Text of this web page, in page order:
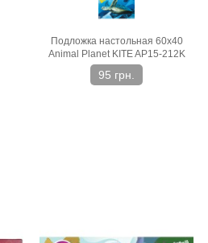
Подложка настольная 60х40
Animal Planet KITE AP15-212K
95 грн.